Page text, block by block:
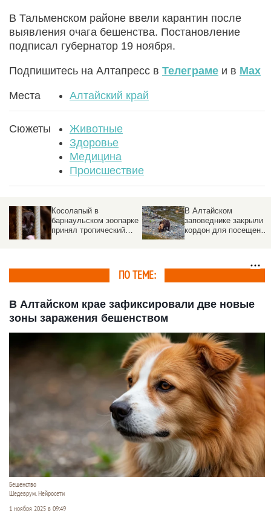
В Тальменском районе ввели карантин после
выявления очага бешенства. Постановление
подписал губернатор 19 ноября.
Подпишитесь на Алтапресс в Телеграме и в Max
Места Алтайский край
Сюжеты
Животные
Здоровье
Медицина
Происшествие
Косолапый в
барнаульском зоопарке
принял тропический
В Алтайском
заповеднике закрыли
кордон для посещений.
ПО ТЕМЕ:
В Алтайском крае зафиксировали две новые
зоны заражения бешенством
Бешенство
Шедеврум. Нейросети
1 ноября 2025 в 09:49